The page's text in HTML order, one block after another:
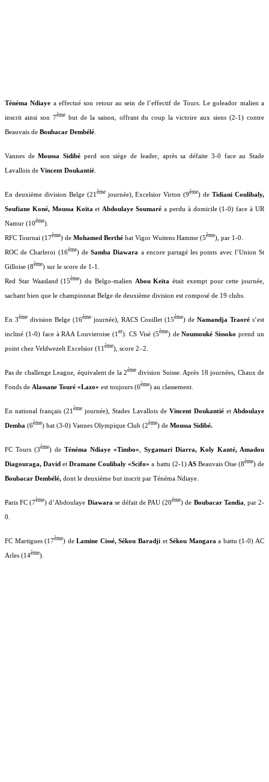
Ténéma Ndiaye a effectué son retour au sein de l’effectif de Tours. Le goleador malien a
inscrit ainsi son 7èmebut de la saison, offrant du coup la victoire aux siens (2-1) contre
Beauvais de Boubacar Dembélé
Vannes deMoussa Sidibé perd son siège de leader, après sa défaite 3-0 face au Stade
Lavallois de Vincent Doukantié
En deuxième division Belge (21 èmejournée), Excelsior Virton (9ème) deTidiani Coulibaly,
Soufiane Koné, Moussa Koïta et Abdoulaye Soumaré a perdu à domicile (1-0) face à UR
Namur (10ème).
RFC Tournai (17ème) de Mohamed Berthé bat Vigor Wuitens Hamme (5ème), par 1-0.
ROC de Charleroi (16ème) deSamba Diawara a encore partagé les points avec l’Union St
Gilloise (8ème) sur le score de 1-1.
Red Star Waasland (15ème) du Belgo-malien Abou Keïta était exempt pour cette journée,
sachant bien que le championnat Belge de deuxième division est composé de 19 clubs.
En 3ème division Belge (16ème journée), RACS Couillet (15ème) de Namandja Traoré s’est
incliné (1-0) face à RAA Louvieroise (1er). CS Visé (5ème) deNoumouké Sissoko prend un
point chez Veldwezelt Excelsior (11 ème), score 2–2.
Pas de challenge League, équivalent de la 2ème division Suisse. Après 18 journées, Chaux de
Fonds de Alassane Touré «Lazo» est toujours (6ème) au classement.
En national français (21ème journée), Stades Lavallois de Vincent Doukantié etAbdoulaye
Demba (6ème) bat (3-0) Vannes Olympique Club (2ème) de Moussa Sidibé.
FC Tours (3ème) de Ténéma Ndiaye «Timbo»
Sygamari Diarra, Koly Kanté, Amadou
Diagouraga, David etDramane Coulibaly «Scifo»a battu (2-1)AS Beauvais Oise (8ème) de
Boubacar Dembélé, dont le deuxième but inscrit par Ténéma Ndiaye.
Paris FC (7ème) d’Abdoulaye Diawara se défait de PAU (20ème) de Boubacar Tandia , par 2-
0.
FC Martigues (17ème) deLamine Cissé, Sékou Baradji etSékou Mangara a battu (1-0) AC
Arles (14ème).